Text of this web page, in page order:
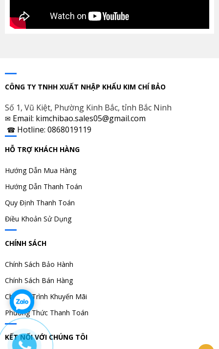
CÔNG TY TNHH XUẤT NHẬP KHẨU KIM CHÍ BẢO
Số 1, Vũ Kiệt, Phường Kinh Bắc, tỉnh Bắc Ninh
✉ Email: kimchibao.sales05@gmail.com
☎ Hotline: 0868019119
HỖ TRỢ KHÁCH HÀNG
Hướng Dẫn Mua Hàng
Hướng Dẫn Thanh Toán
Quy Định Thanh Toán
Điều Khoản Sử Dụng
CHÍNH SÁCH
Chính Sách Bảo Hành
Chính Sách Bán Hàng
Chương Trình Khuyến Mãi
Phương Thức Thanh Toán
KẾT NỐI VỚI CHÚNG TÔI